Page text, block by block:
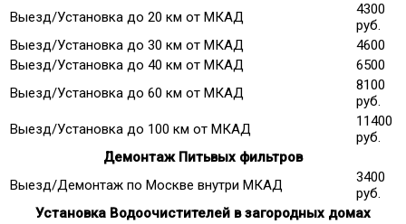
Выезд/Установка до 20 км от МКАД
4300
руб.
Выезд/Установка до 30 км от МКАД
4600
Выезд/Установка до 40 км от МКАД
6500
Выезд/Установка до 60 км от МКАД
8100
руб.
Выезд/Установка до 100 км от МКАД
11400
руб.
Демонтаж Питьвых фильтров
Выезд/Демонтаж по Москве внутри МКАД
3400
руб.
Установка Водоочистителей в загородных домах